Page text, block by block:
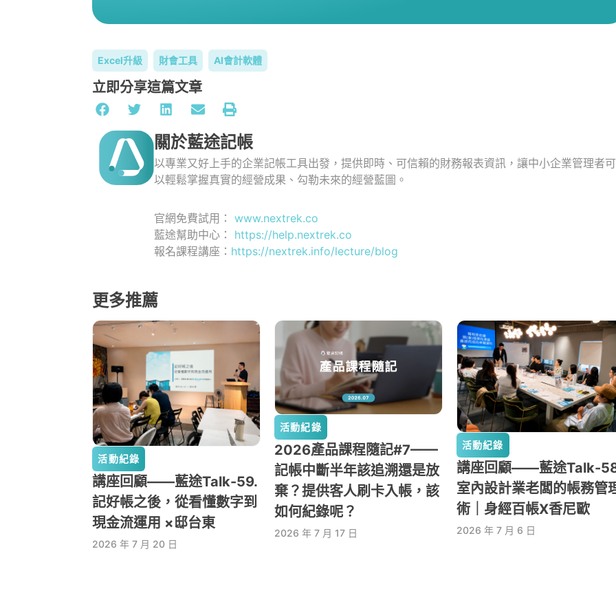
Excel升級 財會工具 AI會計軟體
立即分享這篇文章
關於藍途記帳
以專業又好上手的企業記帳工具出發，提供即時、可信賴的財務報表資訊，讓中小企業管理者可
以輕鬆掌握真實的經營成果、勾勒未來的經營藍圖。
官網免費試用：www.nextrek.co
藍途幫助中心： https://help.nextrek.co
報名課程講座： https://nextrek.info/lecture/blog
更多推薦
活動紀錄
講座回顧——藍途Talk-59.
記好帳之後，從看懂數字到
現金流運用 ×邸台東
2026 年 7 月 20 日
活動紀錄
2026產品課程隨記#7——
記帳中斷半年該追溯還是放
棄？提供客人刷卡入帳，該
如何紀錄呢？
2026 年 7 月 17 日
活動紀錄
講座回顧——藍途Talk-
室內設計業老闆的帳務管
術｜身經百帳X香尼歐
2026 年 7 月 6 日